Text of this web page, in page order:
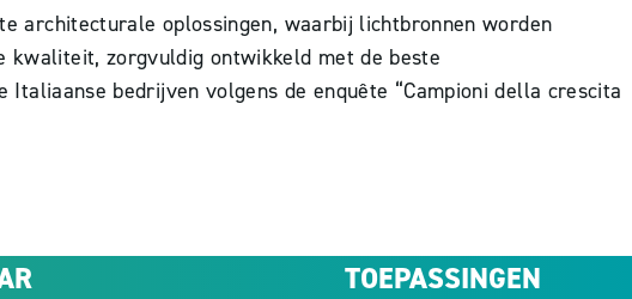
architecturale oplossingen, waarbij lichtbronnen worden
kwaliteit, zorgvuldig ontwikkeld met de beste
bedrijven volgens de enquête “Campioni della crescita
TOEPASSINGEN